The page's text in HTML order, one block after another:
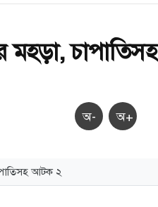
মহড়া, চাপাতিসহ
অ- অ+